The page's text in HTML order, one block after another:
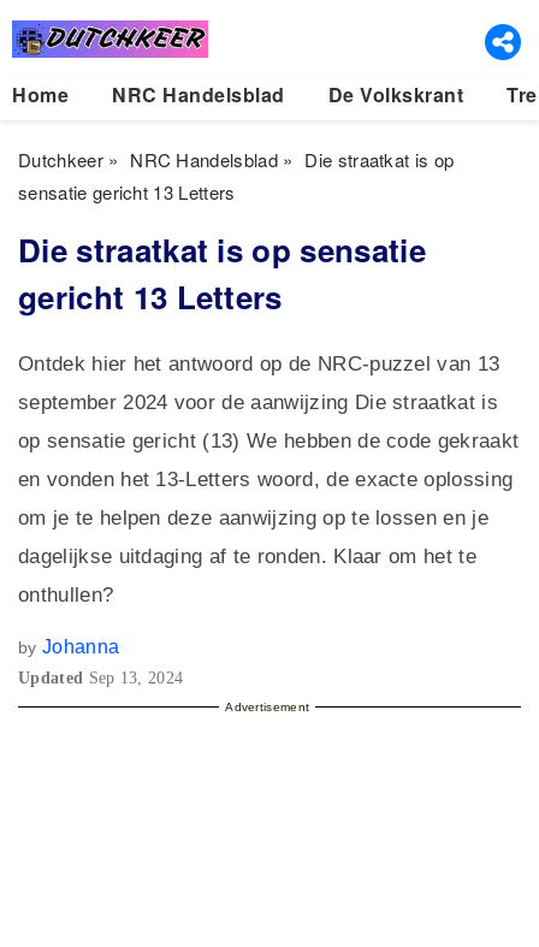
Home NRC Handelsblad De Volkskrant
Dutchkeer» NRC Handelsblad » Die straatkat is op
sensatie gericht 13 Letters
Die straatkat is op sensatie
gericht 13 Letters
Ontdek hier het antwoord op de NRC-puzzel van 13
september 2024 voor de aanwijzing Die straatkat is
op sensatie gericht (13) We hebben de code gekraakt
en vonden het 13-Letters woord, de exacte oplossing
om je te helpen deze aanwijzing op te lossen en je
dagelijkse uitdaging af te ronden. Klaar om het te
onthullen?
by Johanna
Updated Sep 13, 2024
Advertisement